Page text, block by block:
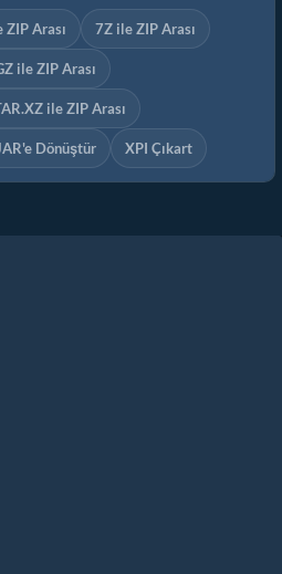
ZIP Arası 7Z ile ZIP Arası
ile ZIP Arası
ile ZIP Arası
Dönüştür XPI Çıkart